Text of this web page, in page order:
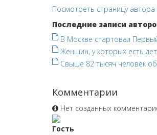
Посмотреть страницу автора
Последние записи
В Москве стартовал
Женщин, у которых есть
Свыше 82 тысяч человек
Комментарии
Нет созданных
Гость